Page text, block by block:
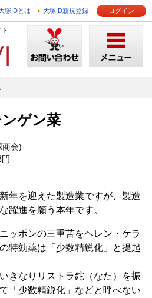
塚IDとは 大塚ID新規登録 ログイン
ト
ゲン菜
商会)
年を迎えた製造業ですが、製造
躍進を願う本年です。
ッポンの三重苦をヘレン・ケラ
特効薬は「少数精鋭化」と提起
きなりリストラ鉈（なた）を振
「少数精鋭化」などと呼べない